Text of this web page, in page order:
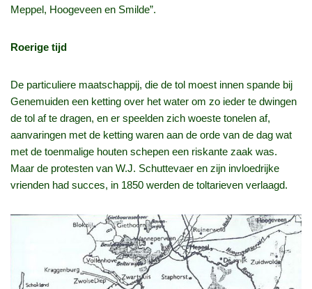
Meppel, Hoogeveen en Smilde”.
Roerige tijd
De particuliere maatschappij, die de tol moest innen spande bij
Genemuiden een ketting over het water om zo ieder te dwingen
de tol af te dragen, en er speelden zich woeste tonelen af,
aanvaringen met de ketting waren aan de orde van de dag wat
met de toenmalige houten schepen een riskante zaak was.
Maar de protesten van W.J. Schuttevaer en zijn invloedrijke
vrienden had succes, in 1850 werden de toltarieven verlaagd.